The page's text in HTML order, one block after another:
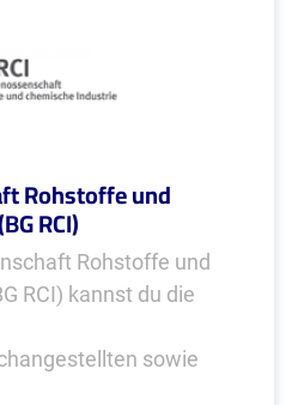
Rohstoffe und
RCI)
Rohstoffe und
RCI) kannst du die
sowie